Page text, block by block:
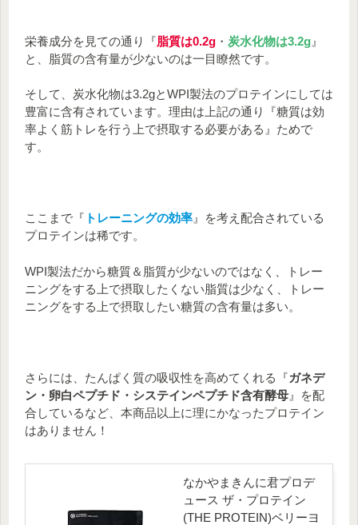
～
タンパク含有率が高ければ高いほど
『タンパク質の含有量』が多くなり
『脂質や糖質』などの含有量が少な
り『脂質や糖質』などの含有量が多
くなる
栄養成分を見ての通り『脂質は0.2g ・ 炭水化物は3.2g 』
と、脂質の含有量が少ないのは一目瞭然です。
そして、炭水化物は3.2gとWPI製法のプロテインにしては
豊富に含有されています。理由は上記の通り『糖質は効
率よく筋トレを行う上で摂取する必要がある』ためで
す。
ここまで『 トレーニングの効率 』を考え配合されている
プロテインは稀です。
WPI製法だから糖質＆脂質が少ないのではなく、トレー
ニングをする上で摂取したくない脂質は少なく、トレー
ニングをする上で摂取したい糖質の含有量は多い。
さらには、たんぱく質の吸収性を高めてくれる『ガネデ
ン・卵白ペプチド・システインペプチド含有酵母 』を配
合しているなど、本商品以上に理にかなったプロテイン
はありません！
なかやまきんに君プロデ
ュース ザ・プロテイン
(THE PROTEIN)ベリーヨ